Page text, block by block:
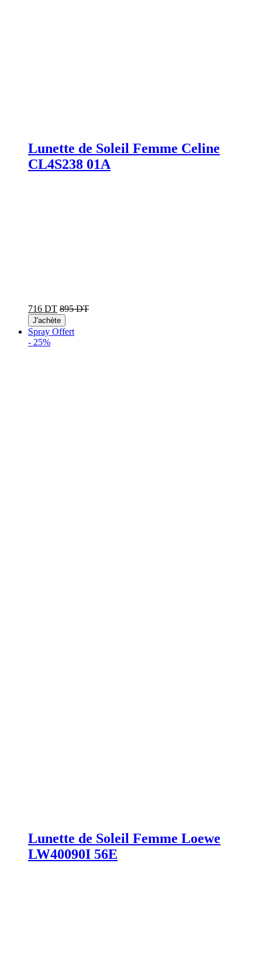
Lunette de Soleil Femme Celine
CL4S238 01A
716 DT 895 DT
J'achète
Spray Offert
- 25%
Lunette de Soleil Femme Loewe
LW40090I 56E